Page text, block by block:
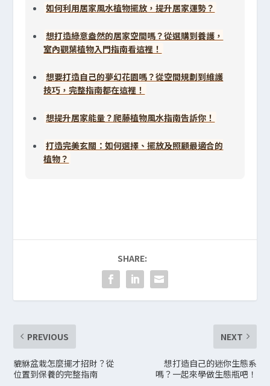
如何利用居家風水植物擺放，提升居家運勢？
想打造綠意盎然的居家空間嗎？從選購到養護，
室內觀葉植物入門指南看這裡！
想要打造自己的夢幻花園嗎？從空間規劃到維護
技巧，完整指南都在這裡！
想提升居家能量？爬藤植物風水指南告訴你！
打造完美玄關：如何選擇、擺放及照顧最適合的
植物？
SHARE:
PREVIOUS
貔貅盆栽怎麼擺才招財？從
位置到保養的完整指南
NEXT
想打造自己的迷你生態系
嗎？一起來學做生態瓶吧！